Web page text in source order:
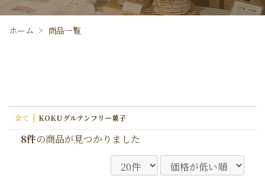
ホーム > 商品一覧
全て | KOKUグルテンフリー菓子
8件の商品が見つかりました